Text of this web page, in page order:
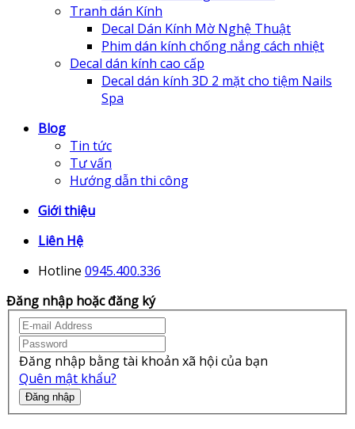
Tranh dán Kính
Decal Dán Kính Mờ Nghệ Thuật
Phim dán kính chống nắng cách nhiệt
Decal dán kính cao cấp
Decal dán kính 3D 2 mặt cho tiệm Nails
Spa
Blog
Tin tức
Tư vấn
Hướng dẫn thi công
Giới thiệu
Liên Hệ
Hotline 0945.400.336
Đăng nhập hoặc đăng ký
Đăng nhập bằng tài khoản xã hội của bạn
Quên mật khẩu?
Đăng nhập